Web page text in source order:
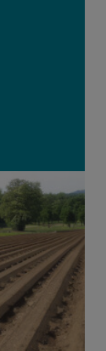
is
is
bodemerosie
van het